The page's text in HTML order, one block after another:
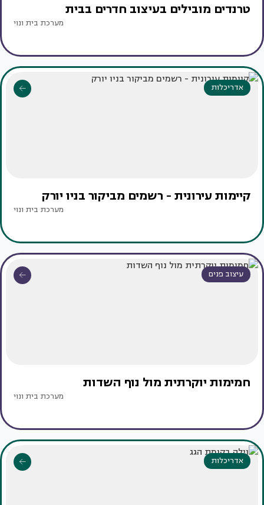
טרנדים מובילים בעיצוב חדרים בבית
מערכת בית ונוי
אדריכלות
קיימות עירונית - רשמים מביקור בניו יורק
מערכת בית ונוי
עיצוב פנים
חמימות יוקרתית מול נוף השדות
מערכת בית ונוי
אדריכלות